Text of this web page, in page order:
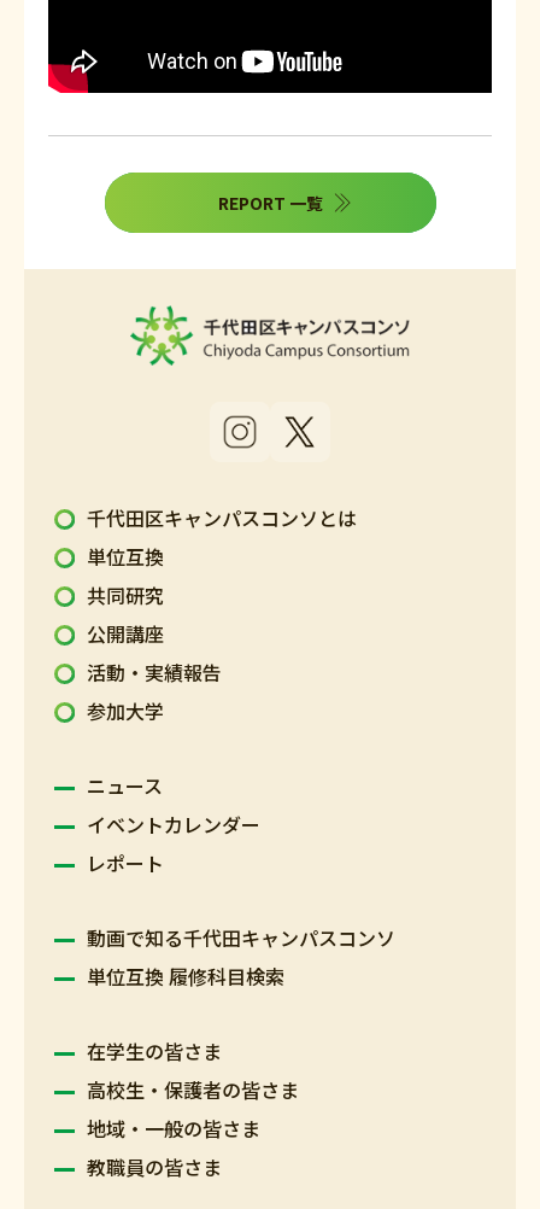
REPORT 一覧
千代田区キャンパスコンソとは
単位互換
共同研究
公開講座
活動・実績報告
参加大学
ニュース
イベントカレンダー
レポート
動画で知る千代田キャンパスコンソ
単位互換 履修科目検索
在学生の皆さま
高校生・保護者の皆さま
地域・一般の皆さま
教職員の皆さま